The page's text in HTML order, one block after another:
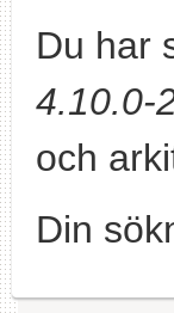
Du har
4.10.0-
och
Din